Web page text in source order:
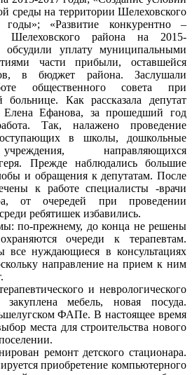
среды на территории Шелеховского
«Развитие конкурентно –
Шелеховского района на 2015-
уплату муниципальными
части прибыли, оставшейся
в бюджет района. Заслушали
общественного совета при
больнице. Как рассказала депутат
Елена Ефанова, за прошедший год
Так, налажено проведение
в школы, дошкольные
направляющихся
Прежде наблюдались большие
и обращения к депутатам. После
к работе специалисты -врачи
от очередей при проведении
ребятишек избавились.
по-прежнему, до конца не решены
очереди к терапевтам.
нуждающиеся в консультациях
направление на прием к ним
и неврологического
мебель, новая посуда.
ФАПе. В настоящее время
места для строительства нового
ремонт детского стационара.
приобретение компьютерного